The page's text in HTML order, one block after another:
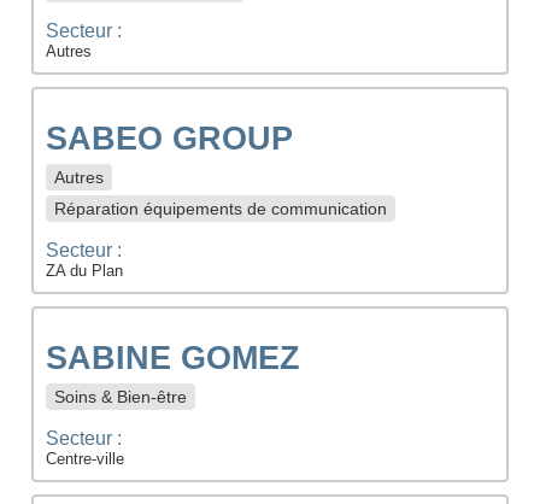
Secteur :
Autres
SABEO GROUP
Autres
Réparation équipements de communication
Secteur :
ZA du Plan
SABINE GOMEZ
Soins & Bien-être
Secteur :
Centre-ville